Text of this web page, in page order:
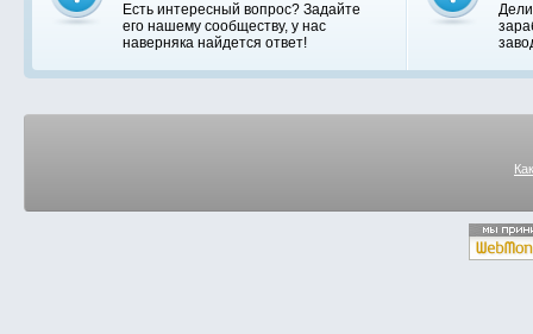
Есть интересный вопрос? Задайте
его нашему сообществу, у нас
наверняка найдется ответ!